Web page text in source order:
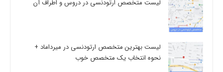
لیست متخصص ارتودنسی در دروس و اطراف آن
لیست بهترین متخصص ارتودنسی در میرداماد +
نحوه انتخاب یک متخصص خوب